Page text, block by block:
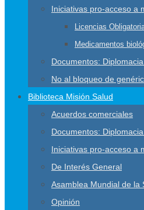
Iniciativas pro-acceso a
Licencias
Medicamentos
Documentos:
No al bloqueo de
Biblioteca Misión Salud
Acuerdos comerciales
Documentos:
Iniciativas pro-acceso a
De Interés General
Asamblea Mundial de la
Opinión